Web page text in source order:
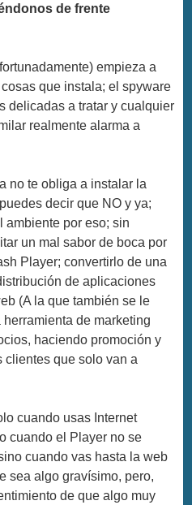
de frente
empieza a
que instala; el spyware
delicadas a tratar y cualquier
realmente alarma a
no te obliga a instalar la
decir que NO y ya;
ambiente por eso; sin
un mal sabor de boca por
Player; convertirlo de una
de aplicaciones
(A la que también se le
de marketing
haciendo promoción y
clientes que solo van a
cuando usas Internet
cuando el Player no se
cuando vas hasta la web
sea algo gravísimo, pero,
de que algo muy